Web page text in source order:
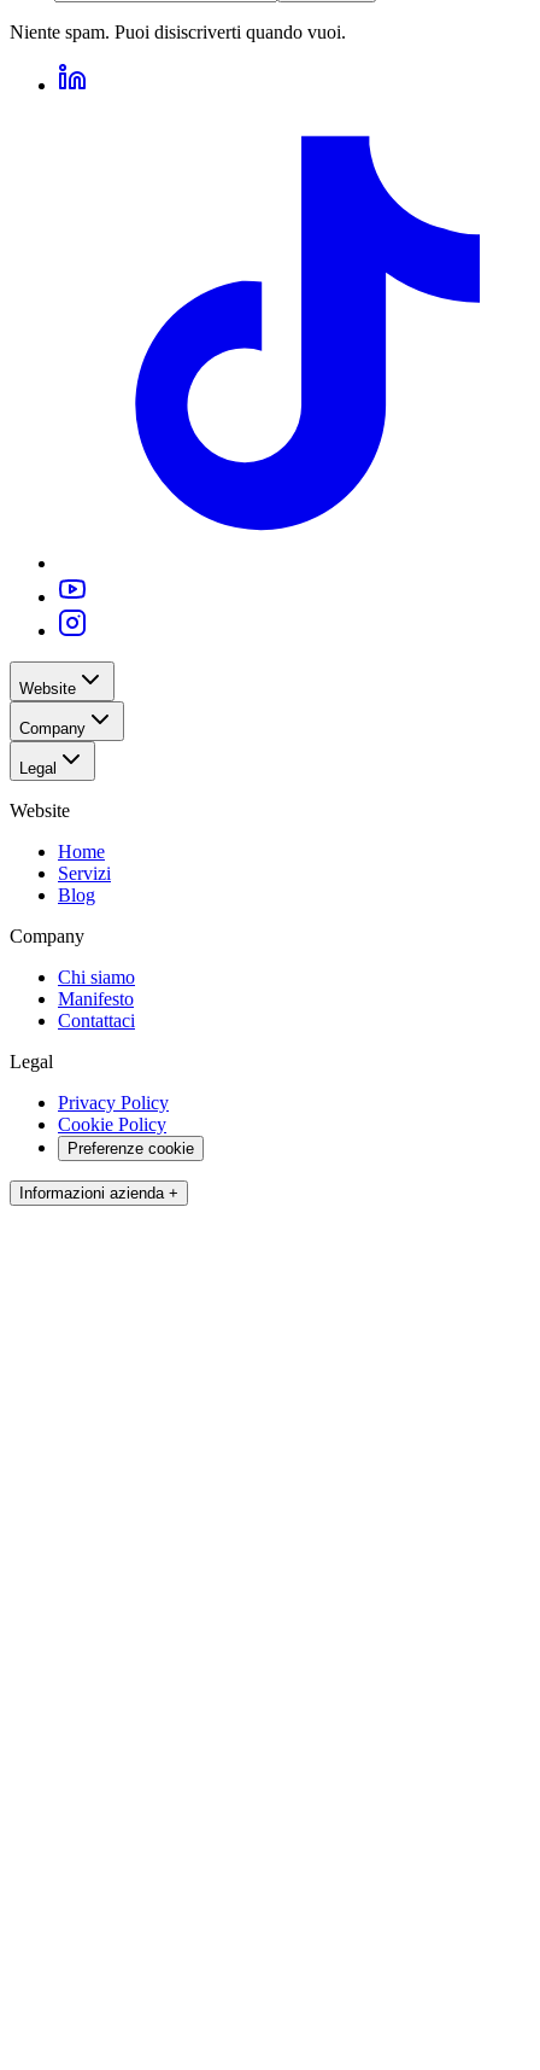
Niente spam. Puoi disiscriverti quando vuoi.
Website
Company
Legal
Website
Home
Servizi
Blog
Company
Chi siamo
Manifesto
Contattaci
Legal
Privacy Policy
Cookie Policy
Preferenze cookie
Informazioni azienda +